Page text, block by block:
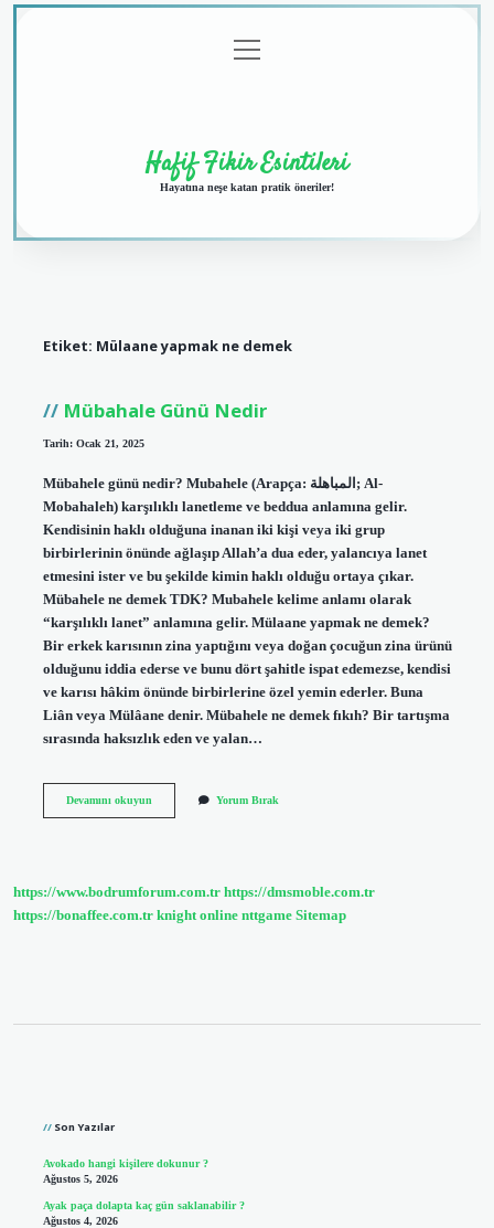
menüyü
aç
Hafif Fikir Esintileri
Hayatına neşe katan pratik öneriler!
Etiket: Mülaane yapmak ne demek
Mübahale Günü Nedir
Tarih: Ocak 21, 2025
Mübahele günü nedir? Mubahele (Arapça: المباهلة; Al-
Mobahaleh) karşılıklı lanetleme ve beddua anlamına gelir.
Kendisinin haklı olduğuna inanan iki kişi veya iki grup
birbirlerinin önünde ağlaşıp Allah’a dua eder, yalancıya lanet
etmesini ister ve bu şekilde kimin haklı olduğu ortaya çıkar.
Mübahele ne demek TDK? Mubahele kelime anlamı olarak
“karşılıklı lanet” anlamına gelir. Mülaane yapmak ne demek?
Bir erkek karısının zina yaptığını veya doğan çocuğun zina ürünü
olduğunu iddia ederse ve bunu dört şahitle ispat edemezse, kendisi
ve karısı hâkim önünde birbirlerine özel yemin ederler. Buna
Liân veya Mülâane denir. Mübahele ne demek fıkıh? Bir tartışma
sırasında haksızlık eden ve yalan…
Devamını okuyunMübahale
Yorum Bırak
https://www.bodrumforum.com.tr https://dmsmoble.com.tr
https://bonaffee.com.tr knight online nttgame Sitemap
Son Yazılar
Avokado hangi kişilere dokunur ?
Ağustos 5, 2026
Ayak paça dolapta kaç gün saklanabilir ?
Ağustos 4, 2026